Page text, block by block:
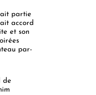
partie
accord
et son
par-
de